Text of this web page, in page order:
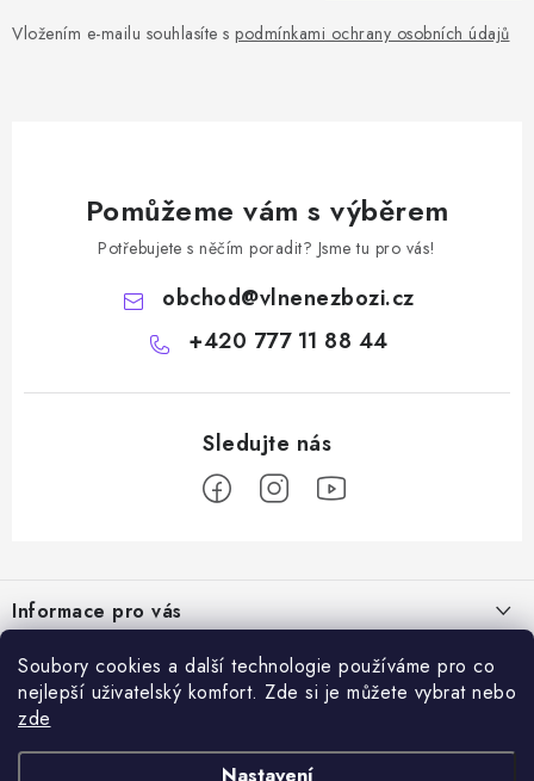
Soubory cookies a další technologie používáme pro co
nejlepší uživatelský komfort. Zde si je můžete vybrat nebo
zde
Vložením e-mailu souhlasíte s podmínkami ochrany osobních údajů
Pomůžeme vám s výběrem
Potřebujete s něčím poradit? Jsme tu pro vás!
obchod@vlnenezbozi.cz
+420 777 11 88 44
pInformace pro vás
Doprava a platba
Hodnocení obchodu
Dárky k nákupu
Vše o nákupu
Kontakty
Přijímáme online platby